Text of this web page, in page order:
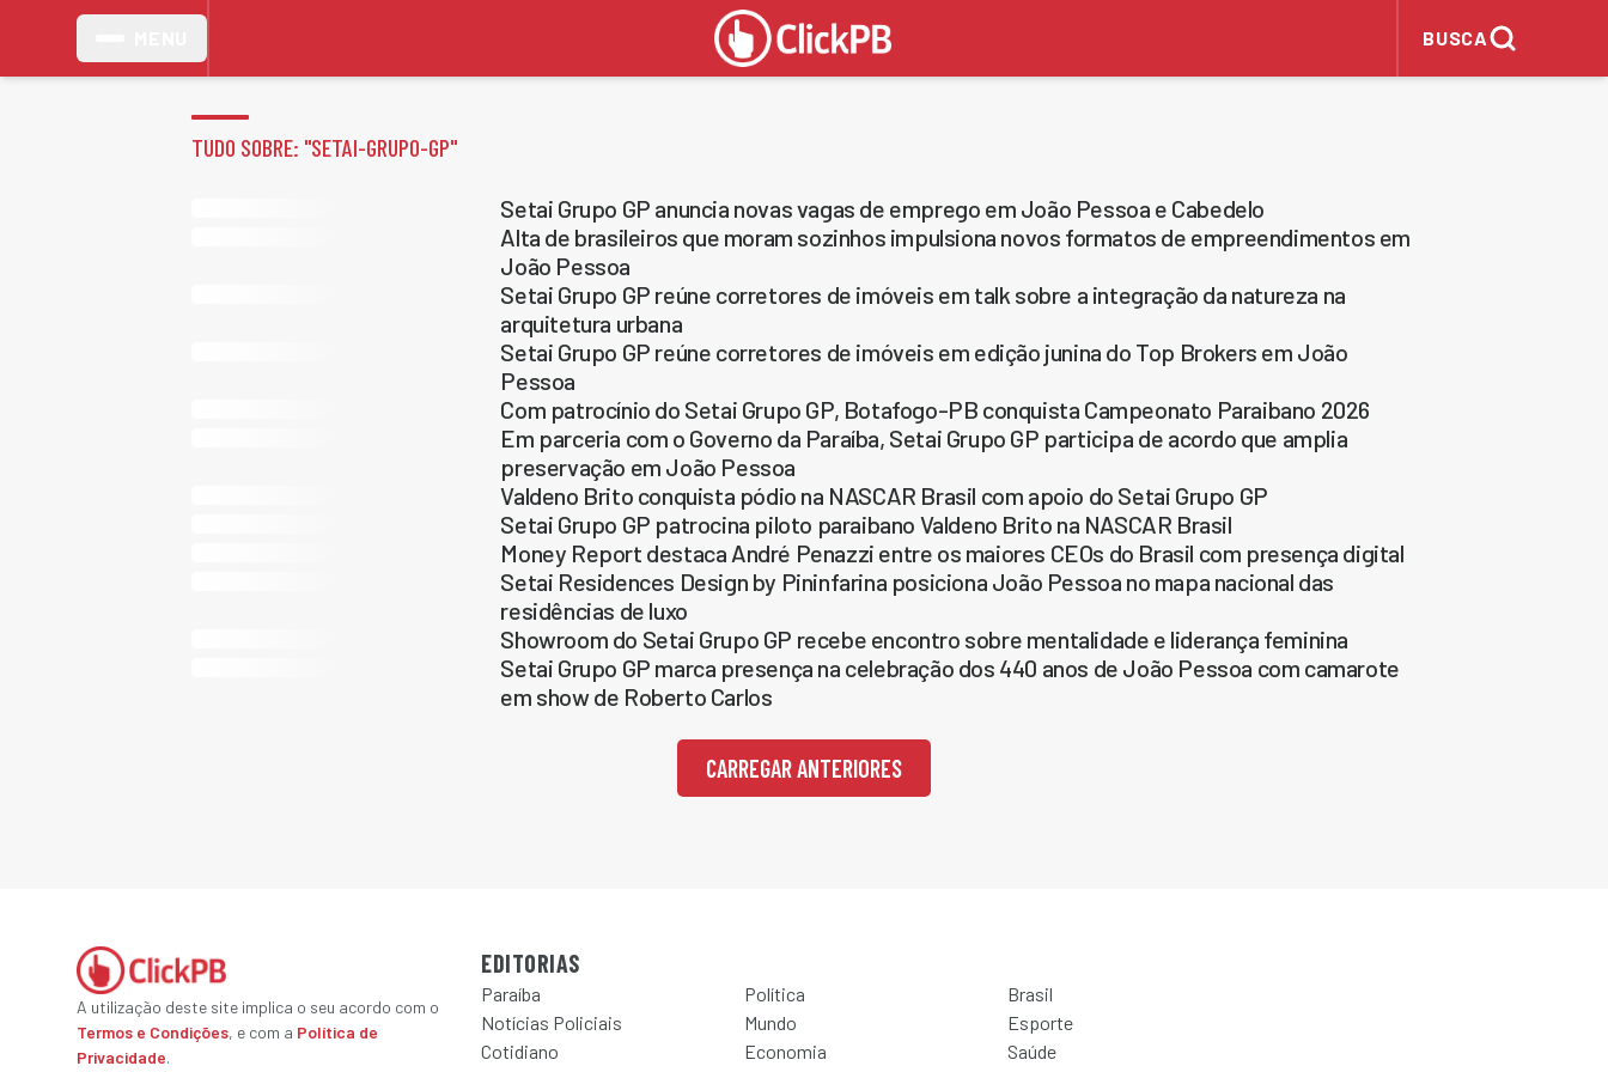
BUSCA
TUDO SOBRE: "SETAI-GRUPO-GP"
Setai Grupo GP anuncia novas vagas de emprego em João Pessoa e Cabedelo
Alta de brasileiros que moram sozinhos impulsiona novos formatos de empreendimentos em
João Pessoa
Setai Grupo GP reúne corretores de imóveis em talk sobre a integração da natureza na
arquitetura urbana
Setai Grupo GP reúne corretores de imóveis em edição junina do Top Brokers em João
Pessoa
Com patrocínio do Setai Grupo GP, Botafogo-PB conquista Campeonato Paraibano 2026
Em parceria com o Governo da Paraíba, Setai Grupo GP participa de acordo que amplia
preservação em João Pessoa
Valdeno Brito conquista pódio na NASCAR Brasil com apoio do Setai Grupo GP
Setai Grupo GP patrocina piloto paraibano Valdeno Brito na NASCAR Brasil
Money Report destaca André Penazzi entre os maiores CEOs do Brasil com presença digital
Setai Residences Design by Pininfarina posiciona João Pessoa no mapa nacional das
residências de luxo
Showroom do Setai Grupo GP recebe encontro sobre mentalidade e liderança feminina
Setai Grupo GP marca presença na celebração dos 440 anos de João Pessoa com camarote
em show de Roberto Carlos
CARREGAR ANTERIORES
A utilização deste site implica o seu acordo com o
Termos e Condições, e com a Política de
Privacidade.
EDITORIAS
Paraíba Política
Brasil
Notícias Policiais
Mundo
Esporte
Cotidiano
Economia
Saúde